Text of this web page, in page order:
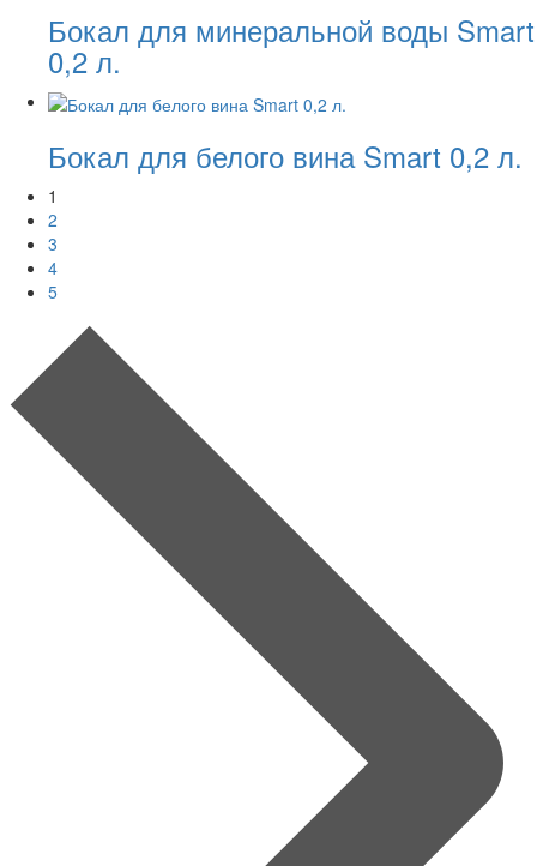
Бокал для минеральной воды Smart
0,2 л.
Бокал для белого вина Smart 0,2 л.
1
2
3
4
5